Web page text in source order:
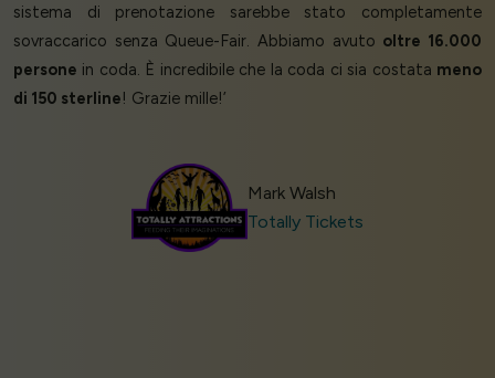
sistema di prenotazione sarebbe stato completamente
sovraccarico senza Queue-Fair. Abbiamo avuto oltre 16.000
persone in coda. È incredibile che la coda ci sia costata meno
di 150 sterline! Grazie mille!’
Mark Walsh
Totally Tickets